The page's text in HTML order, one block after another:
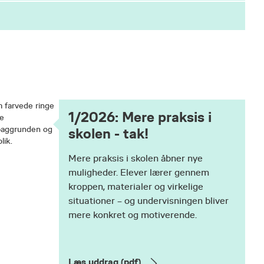
1/2026: Mere praksis i
skolen - tak!
Mere praksis i skolen åbner nye
muligheder. Elever lærer gennem
kroppen, materialer og virkelige
situationer – og undervisningen bliver
mere konkret og motiverende.